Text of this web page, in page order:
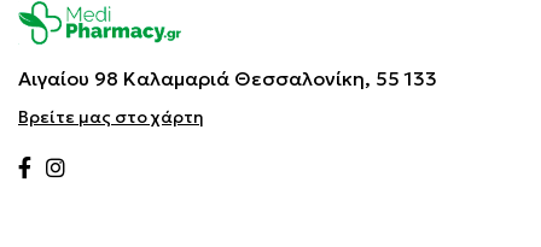
Αιγαίου 98 Καλαμαριά Θεσσαλονίκη, 55 133
Βρείτε μας στο χάρτη